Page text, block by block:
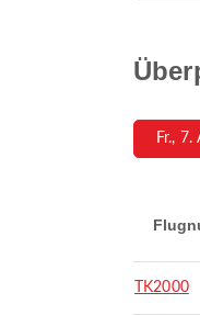
Fr., 7.
TK2000